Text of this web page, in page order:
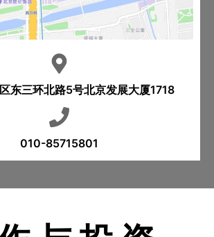
东三环北路5号北京发展大厦1718
010-85715801